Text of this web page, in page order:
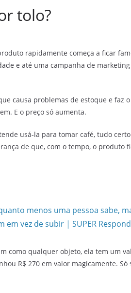
tolo?
rapidamente começa a ficar
e até uma campanha de
causa problemas de estoque e
E o preço só aumenta.
usá-la para tomar café, tudo
de que, com o tempo, o
menos uma pessoa sabe,
em vez de subir | SUPER
como qualquer objeto, ela tem um
R$ 270 em valor magicamente.